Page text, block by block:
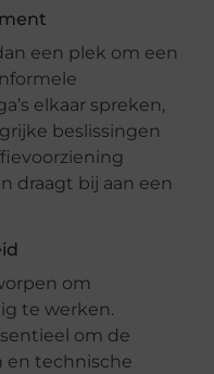
een plek om een
elkaar spreken,
beslissingen
draagt bij aan een
om
te werken.
om de
en technische